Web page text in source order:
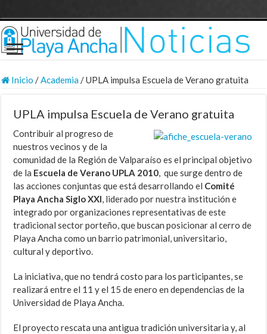
Inicio /Academia/UPLA impulsa Escuela de Verano gratuita
UPLA impulsa Escuela de Verano gratuita
Contribuir al progreso de
nuestros vecinos y de la
comunidad de la Región de Valparaíso es el principal objetivo
de la Escuela de Verano UPLA 2010, que surge dentro de
las acciones conjuntas que está desarrollando el Comité
Playa Ancha Siglo XXI, liderado por nuestra institución e
integrado por organizaciones representativas de este
tradicional sector porteño, que buscan posicionar al cerro de
Playa Ancha como un barrio patrimonial, universitario,
cultural y deportivo.
La iniciativa, que no tendrá costo para los participantes, se
realizará entre el 11 y el 15 de enero en dependencias de la
Universidad de Playa Ancha.
El proyecto rescata una antigua tradición universitaria y, al